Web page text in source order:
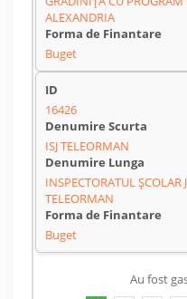
ALEXANDRIA
Buget
16426
ISJ TELEORMAN
INSPECTORATUL ȘCOLAR
TELEORMAN
Buget
Au fost